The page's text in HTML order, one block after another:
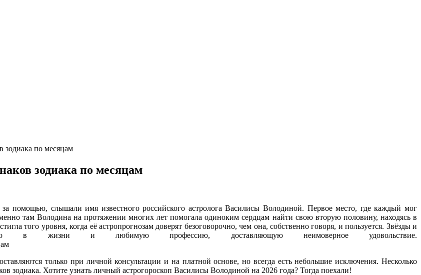
зодиака по месяцам
зодиака по месяцам
помощью, слышали имя известного российского астролога Василисы Володиной. Первое место, где каждый мог
там Володина на протяжении многих лет помогала одиноким сердцам найти свою вторую половину, находясь в
того уровня, когда её астропрогнозам доверят безоговорочно, чем она, собственно говоря, и пользуется. Звёзды и
жизни и любимую профессию, доставляющую неимоверное удовольствие.
только при личной консультации и на платной основе, но всегда есть небольшие исключения. Несколько
зодиака. Хотите узнать личный астрогороскоп Василисы Володиной на 2026 года? Тогда поехали!